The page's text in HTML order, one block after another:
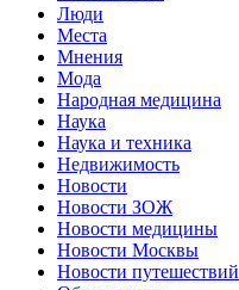
Люди
Места
Мнения
Мода
Народная медицина
Наука
Наука и техника
Недвижимость
Новости
Новости ЗОЖ
Новости медицины
Новости Москвы
Новости путешествий